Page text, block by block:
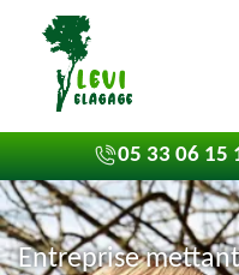
05 33 06 15
Entreprise